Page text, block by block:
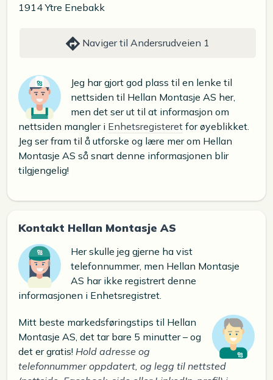
1914 Ytre Enebakk
Naviger til Andersrudveien 1
Jeg har gjort god plass til en lenke til
nettsiden til Hellan Montasje AS her,
men det ser ut til at informasjon om
nettsiden mangler i Enhetsregisteret for øyeblikket.
Jeg ser fram til å utforske og lære mer om Hellan
Montasje AS så snart denne informasjonen blir
tilgjengelig!
Kontakt Hellan Montasje AS
Her skulle jeg gjerne ha vist
telefonnummer, men Hellan Montasje
AS har ikke registrert denne
informasjonen i Enhetsregistret.
Mitt beste markedsføringstips til Hellan
Montasje AS, det tar bare 5 minutter – og
det er gratis! Hold adresse og
telefonnummer oppdatert, og legg til nettsted